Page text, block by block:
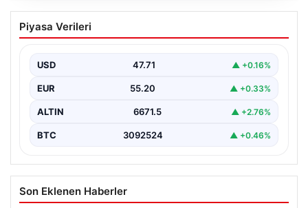
Barış Alper Yılmaz transferinde sürpriz!
Galatasaray’dan 2 kulübe pay
Piyasa Verileri
USD 47.71 ▲ +0.16%
EUR 55.20 ▲ +0.33%
ALTIN 6671.5 ▲ +2.76%
BTC 3092524 ▲ +0.46%
Son Eklenen Haberler